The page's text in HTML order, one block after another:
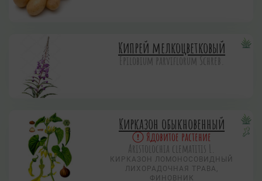
Кипрей мелкоцветковый
Epilobium parviflorum Schreb.
Кирказон обыкновенный
Ядовитое растение
Aristolochia clematitis L.
КИРКАЗОН ЛОМОНОСОВИДНЫЙ
ЛИХОРАДОЧНАЯ ТРАВА,
ФИНОВНИК